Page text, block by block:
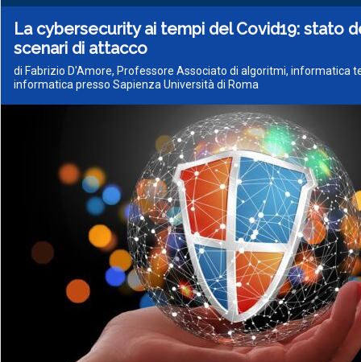
La cybersecurity ai tempi del Covid19: stato
scenari di attacco
di Fabrizio D'Amore, Professore Associato di algoritmi, informatica
informatica presso Sapienza Università di Roma